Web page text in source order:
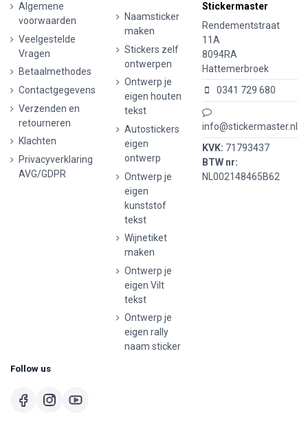
Algemene
voorwaarden
Veelgestelde
Vragen
Betaalmethodes
Contactgegevens
Verzenden en
retourneren
Klachten
Privacyverklaring
AVG/GDPR
Naamsticker
maken
Stickers zelf
ontwerpen
Ontwerp je
eigen houten
tekst
Autostickers
eigen
ontwerp
Ontwerp je
eigen
kunststof
tekst
Wijnetiket
maken
Ontwerp je
eigen Vilt
tekst
Ontwerp je
eigen rally
naam sticker
Stickermaster
Rendementstraat
11A
8094RA
Hattemerbroek
0341 729 680
info@stickermaster.nl
KVK: 71793437
BTW nr:
NL002148465B62
Follow us